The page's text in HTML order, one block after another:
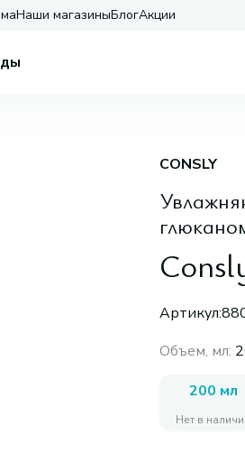
Наши магазиныБлогАкции
CONSLY
Артикул:
Объем, мл:
200 мл
Нет в